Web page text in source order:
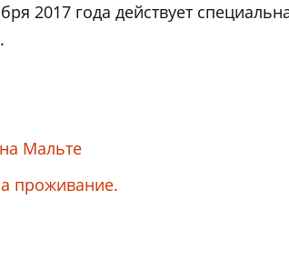
2017 года действует
Мальте
проживание.